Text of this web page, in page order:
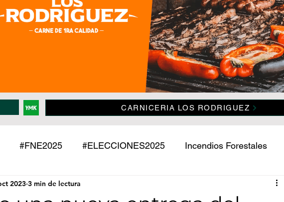
CARNICERIA LOS RODRIGUEZ
#FNE2025 #ELECCIONES2025 Incendios Forestales
Policiales Jujuy
2023 3 min de lectura